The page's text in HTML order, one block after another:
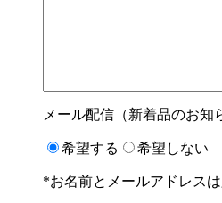
メール配信（新着品のお知
希望する 希望しない
*お名前とメールアドレス